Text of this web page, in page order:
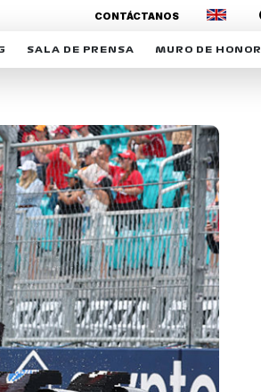
SALA DE PRENSA
ACREDITACIONES
MURO DE HONOR
CONTÁCTANOS